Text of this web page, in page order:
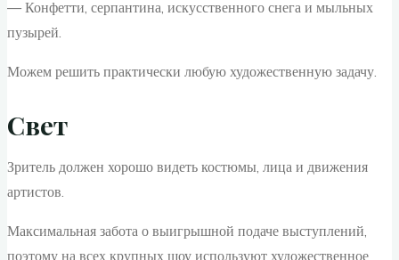
— Конфетти, серпантина, искусственного снега и мыльных
пузырей.
Можем решить практически любую художественную задачу.
Свет
Зритель должен хорошо видеть костюмы, лица и движения
артистов.
Максимальная забота о выигрышной подаче выступлений,
поэтому на всех крупных шоу используют художественное